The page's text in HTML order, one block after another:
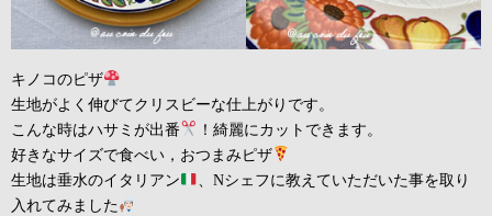
キノコのピザ
生地がよく伸びてクリスビーな仕上がりです。
こんな時はハサミが出番
！綺麗にカットできます。
好きなサイズで食べい，おつまみピザ
生地は垂水のイタリアン
、Nシェフに教えていただいた事を取り
入れてみました